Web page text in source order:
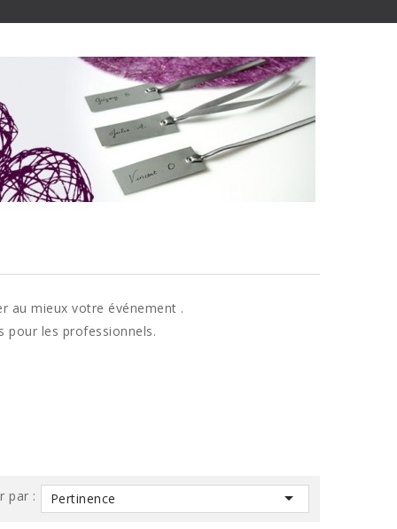
au mieux votre événement .
pour les professionnels.
par : Pertinence 